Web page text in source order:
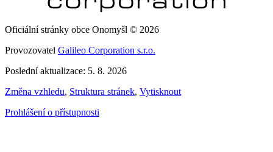
Oficiální stránky obce Onomyšl © 2026
Provozovatel Galileo Corporation s.r.o.
Poslední aktualizace: 5. 8. 2026
Změna vzhledu, Struktura stránek, Vytisknout
Prohlášení o přístupnosti